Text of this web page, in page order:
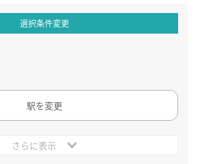
選択条件変更
駅を変更
さらに表示